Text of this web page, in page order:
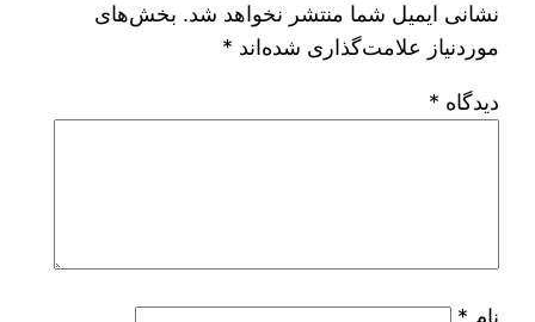
نشانی ایمیل شما منتشر نخواهد شد. بخش‌های
موردنیاز علامت‌گذاری شده‌اند *
دیدگاه *